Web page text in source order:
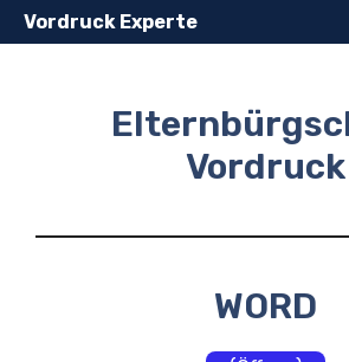
Zum
Inhalt
Vordruck Experte
Vordruck
WORD